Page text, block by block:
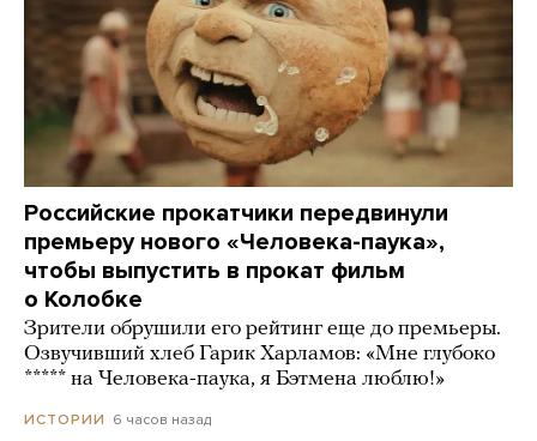
Российские прокатчики передвинули
премьеру нового «Человека-паука»,
чтобы выпустить в прокат фильм
о Колобке
Зрители обрушили его рейтинг еще до премьеры.
Озвучивший хлеб Гарик Харламов: «Мне глубоко
***** на Человека-паука, я Бэтмена люблю!»
ИСТОРИИ 6 часов назад